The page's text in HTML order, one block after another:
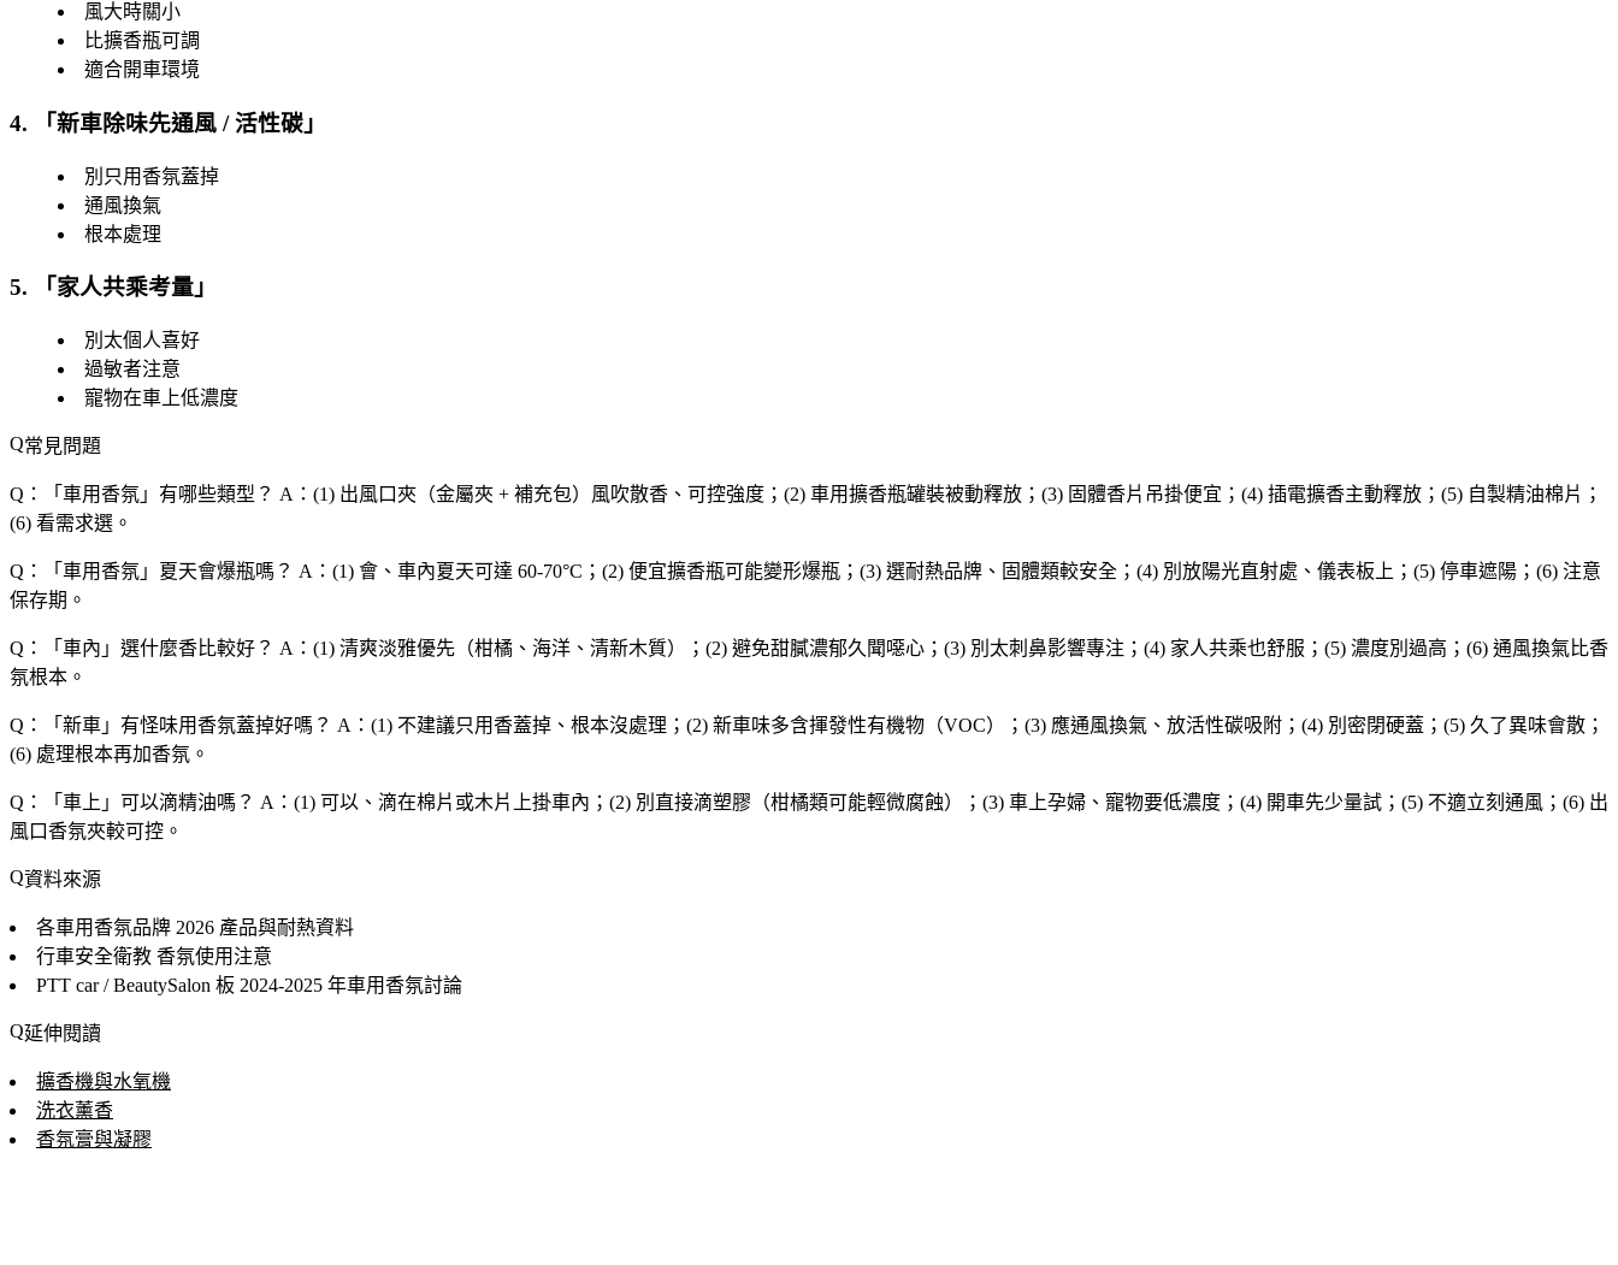
風大時關小
比擴香瓶可調
適合開車環境
4. 「新車除味先通風 / 活性碳 」
別只用香氛蓋掉
通風換氣
根本處理
5. 「 家人共乘考量 」
別太個人喜好
過敏者注意
寵物在車上低濃度
常見問題
Q：「 車用香氛 」有哪些類型？ A：(1) 出風口夾（金屬夾 + 補充包）風吹散香、可控強度；(2) 車用擴香瓶罐裝被動釋放；(3) 固體香片吊掛便宜；(4) 插電擴香主動釋放；(5) 自製精油棉片；
(6) 看需求選。
Q：「 車用香氛 」夏天會爆瓶嗎？ A：(1) 會、車內夏天可達 60-70°C；(2) 便宜擴香瓶可能變形爆瓶；(3) 選耐熱品牌、固體類較安全；(4) 別放陽光直射處、儀表板上；(5) 停車遮陽；(6) 注意
保存期。
Q：「 車內 」選什麼香比較好？ A：(1) 清爽淡雅優先（柑橘、海洋、清新木質）；(2) 避免甜膩濃郁久聞噁心；(3) 別太刺鼻影響專注；(4) 家人共乘也舒服；(5) 濃度別過高；(6) 通風換氣比香
氛根本。
Q：「 新車 」有怪味用香氛蓋掉好嗎？ A：(1) 不建議只用香蓋掉、根本沒處理；(2) 新車味多含揮發性有機物（VOC）；(3) 應通風換氣、放活性碳吸附；(4) 別密閉硬蓋；(5) 久了異味會散；
(6) 處理根本再加香氛。
Q：「 車上 」可以滴精油嗎？ A：(1) 可以、滴在棉片或木片上掛車內；(2) 別直接滴塑膠（柑橘類可能輕微腐蝕）；(3) 車上孕婦、寵物要低濃度；(4) 開車先少量試；(5) 不適立刻通風；(6) 出
風口香氛夾較可控。
資料來源
各車用香氛品牌 2026 產品與耐熱資料
行車安全衛教 香氛使用注意
PTT car / BeautySalon 板 2024-2025 年車用香氛討論
延伸閱讀
擴香機與水氧機
洗衣薰香
香氛膏與凝膠